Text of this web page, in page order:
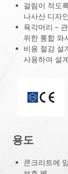
걸림이 적도
나사산 디자인
육각머리 –
위한 통합 와
비용 절감 설
사용하여 설
용도
콘크리트에